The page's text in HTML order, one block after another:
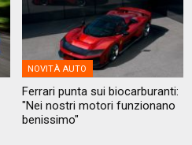
NOVITÀ AUTO
Ferrari punta sui biocarburanti:
"Nei nostri motori funzionano
benissimo"